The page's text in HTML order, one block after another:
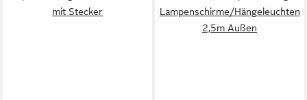
mit Stecker
Lampenschirme/Hängeleuchten
2,5m Außen